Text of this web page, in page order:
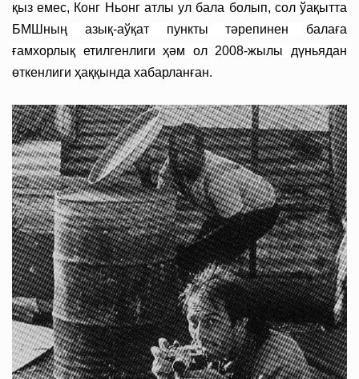
қыз емес, Конг Ньонг атлы ул бала болып, сол ўақытта
БМШның азық-аўқат пункты тәрепинен балаға
ғамхорлық етилгенлиги ҳәм ол 2008-жылы дүньядан
өткенлиги ҳаққында хабарланған.